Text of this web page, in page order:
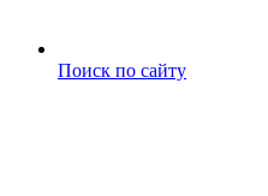
Поиск по сайту